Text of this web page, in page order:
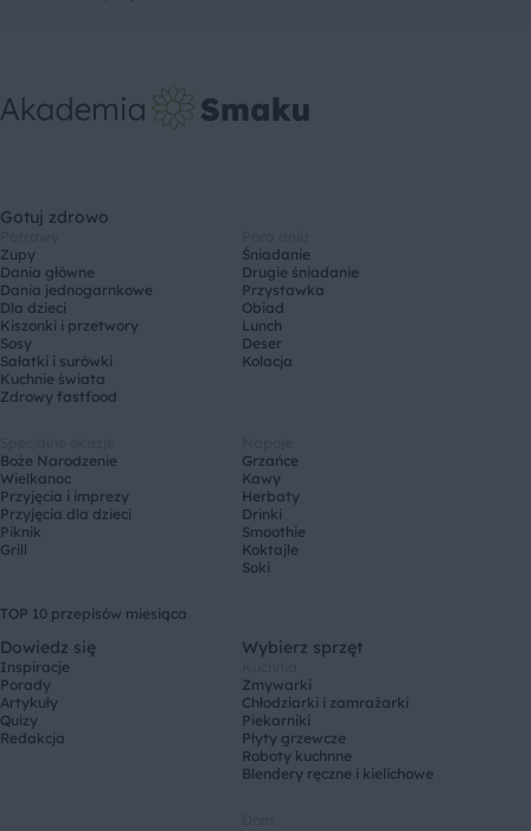
Gotuj zdrowo
Zupy
Dania główne
Dania jednogarnkowe
Dla dzieci
Kiszonki i przetwory
Sosy
Sałatki i surówki
Kuchnie świata
Zdrowy fastfood
Śniadanie
Drugie śniadanie
Przystawka
Obiad
Lunch
Deser
Kolacja
Boże Narodzenie
Wielkanoc
Przyjęcia i imprezy
Przyjęcia dla dzieci
Piknik
Grill
Grzańce
Kawy
Herbaty
Drinki
Smoothie
Koktajle
Soki
TOP 10 przepisów miesiąca
Dowiedz się
Inspiracje
Porady
Artykuły
Quizy
Redakcja
Wybierz sprzęt
Zmywarki
Chłodziarki i zamrażarki
Piekarniki
Płyty grzewcze
Roboty kuchnne
Blendery ręczne i kielichowe